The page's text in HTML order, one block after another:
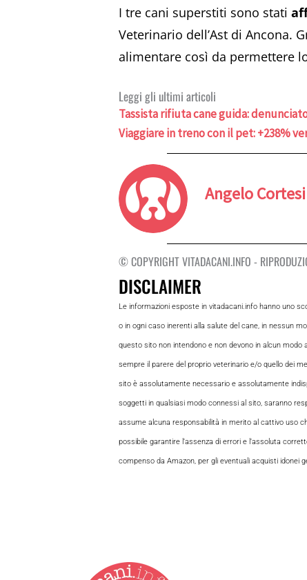
I tre cani superstiti sono stati
Veterinario dell’Ast di Ancona.
alimentare così da permettere
Leggi gli ultimi articoli
Tassista rifiuta cane guida:
Viaggiare in treno con il pet: +238%
Angelo Cortesi
© COPYRIGHT VITADACANI.INFO -
DISCLAIMER
Le informazioni esposte in vitadacani.info hanno uno
o in ogni caso inerenti alla salute del cane, in nessun
questo sito non intendono e non devono in alcun
sempre il parere del proprio veterinario e/o quello dei
sito è assolutamente necessario e assolutamente
soggetti in qualsiasi modo connessi al sito, saranno
assume alcuna responsabilità in merito al cattivo uso
possibile garantire l’assenza di errori e l’assoluta
compenso da Amazon, per gli eventuali acquisti idonei